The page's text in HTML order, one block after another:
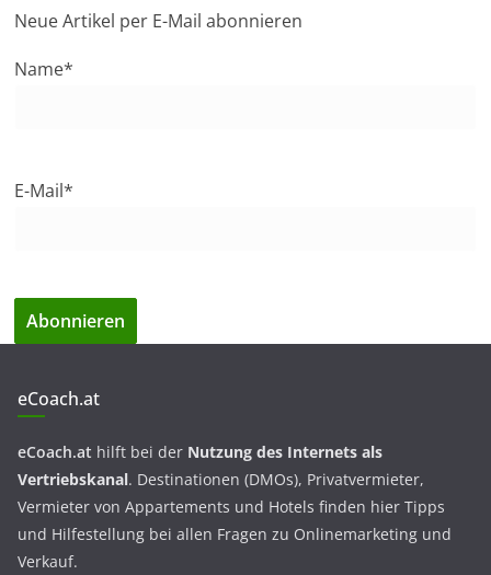
Neue Artikel per E-Mail abonnieren
Name*
E-Mail*
eCoach.at
eCoach.at hilft bei der Nutzung des Internets als
Vertriebskanal. Destinationen (DMOs), Privatvermieter,
Vermieter von Appartements und Hotels finden hier Tipps
und Hilfestellung bei allen Fragen zu Onlinemarketing und
Verkauf.